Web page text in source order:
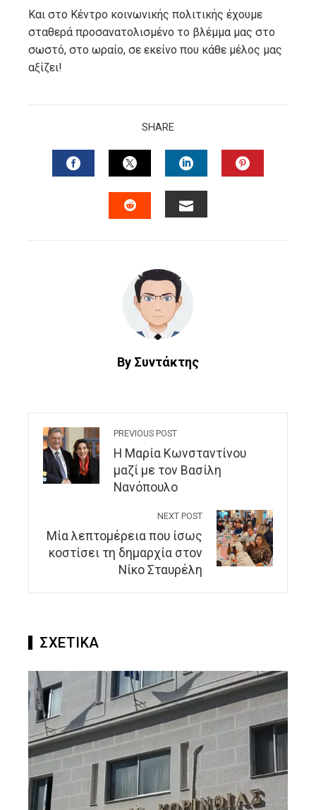
Και στο Κέντρο κοινωνικής πολιτικής έχουμε
σταθερά προσανατολισμένο το βλέμμα μας στο
σωστό, στο ωραίο, σε εκείνο που κάθε μέλος μας
αξίζει!
SHARE
FACEBOOKTWITTERLINKEDIN
By Συντάκτης
PREVIOUS POST
H Mαρία Κωνσταντίνου
μαζί με τον Βασίλη
Νανόπουλο
NEXT POST
Μία λεπτομέρεια που ίσως
κοστίσει τη δημαρχία στον
Νίκο Σταυρέλη
ΣΧΕΤΙΚΑ